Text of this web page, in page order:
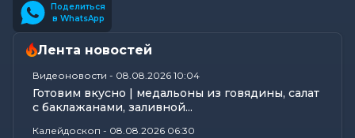
Поделиться
в WhatsApp
Лента новостей
Видеоновости - 08.08.2026 10:04
Готовим вкусно | медальоны из говядины, салат
с баклажанами, заливной...
Калейдоскоп - 08.08.2026 06:30